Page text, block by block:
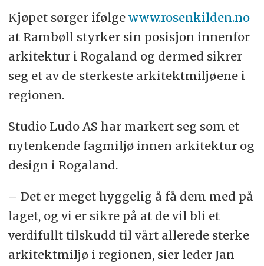
Kjøpet sørger ifølge www.rosenkilden.no
at Rambøll styrker sin posisjon innenfor
arkitektur i Rogaland og dermed sikrer
seg et av de sterkeste arkitektmiljøene i
regionen.
Studio Ludo AS har markert seg som et
nytenkende fagmiljø innen arkitektur og
design i Rogaland.
– Det er meget hyggelig å få dem med på
laget, og vi er sikre på at de vil bli et
verdifullt tilskudd til vårt allerede sterke
arkitektmiljø i regionen, sier leder Jan